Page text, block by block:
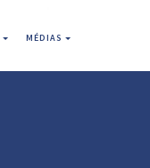
MÉDIAS